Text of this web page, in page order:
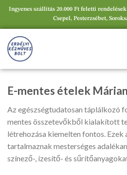
Ingyenes szállítás 20.000 Ft feletti
Csepel, Pesterzsébet,
E-mentes ételek
Az egészségtudatosan táplálkozó
mentes összetevőkből kialakított
létrehozása kiemelten fontos. Ezek
tartalmaznak mesterséges
színező-, ízesítő- és